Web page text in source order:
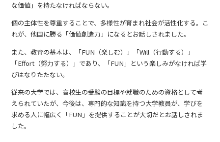
な価値」を持たなければならない。
個の主体性を尊重することで、多様性が育まれ社会が活性化する。こ
れが、他国に勝る「価値創造力」になるとお話しされました。
また、教育の基本は、「FUN（楽しむ）」「Will（行動する）」
「Effort（努力する）」であり、「FUN」という楽しみがなければ学
びはなりたたない。
従来の大学では、高校生の受験の目標や就職のための資格として考
えられていたが、今後は、専門的な知識を持つ大学教員が、学びを
求める人に幅広く「FUN」を提供することが大切だとお話しされま
した。